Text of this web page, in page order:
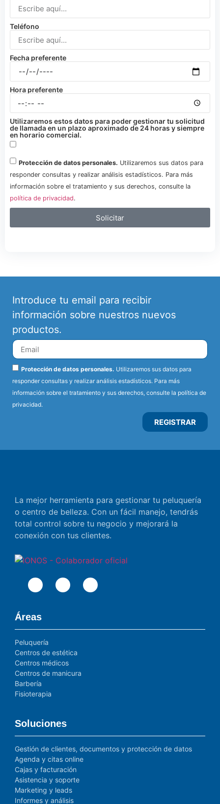
Teléfono
Fecha preferente
Hora preferente
Utilizaremos estos datos para poder gestionar tu solicitud
de llamada en un plazo aproximado de 24 horas y siempre
en horario comercial.
Protección de datos personales. Utilizaremos sus datos para
responder consultas y realizar análisis estadísticos. Para más
información sobre el tratamiento y sus derechos, consulte la
política de privacidad.
Solicitar
Introduce tu email para recibir
información sobre nuestros nuevos
productos.
Protección de datos personales. Utilizaremos sus datos para
responder consultas y realizar análisis estadísticos. Para más
información sobre el tratamiento y sus derechos, consulte la política de
privacidad.
REGISTRAR
La mejor herramienta para gestionar tu peluquería
o centro de belleza. Con un fácil manejo, tendrás
total control sobre tu negocio y mejorará la
conexión con tus clientes.
Áreas
Peluquería
Centros de estética
Centros médicos
Centros de manicura
Barbería
Fisioterapia
Soluciones
Gestión de clientes, documentos y protección de datos
Agenda y citas online
Cajas y facturación
Asistencia y soporte
Marketing y leads
Informes y análisis